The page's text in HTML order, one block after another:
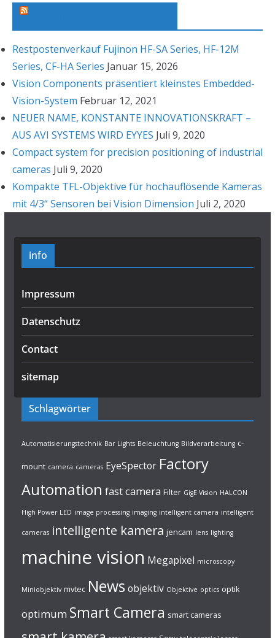
Restpostenverkauf Fujinon HF-SA Series, HF-12M
Series, CF-HA Series Januar 15, 2026
Vision Components präsentiert kleinstes Embedded-
Vision-System Februar 12, 2021
NEUER NAME, KONSTANTE INNOVATIONSKRAFT –
AUS AVI SYSTEMS WIRD EYYES Juli 9, 2020
Compact system for precision positioning of industrial
cameras Juli 9, 2020
Kompakte TFL-Objektive für hochauflösende Kameras
mit 4/3“ Sensoren bei Vision Dimension Juli 2, 2020
info
Impressum
Datenschutz
Contact
sitemap
Schlagwörter
Automatisierungstechnik Bar Lights Beleuchtung Bildverarbeitung c-
mount camera cameras EyeSpector Factory
Automation fast camera Filter GigE Vision HALCON
High Power LED image processing imaging intelligent camera intelligent
cameras intelligente kamera jencam lens lighting
machine vision Megapixel microscopy
Miniobjektiv mvtec News objektiv Objektive optics optik
optimum Smart Camera smart cameras